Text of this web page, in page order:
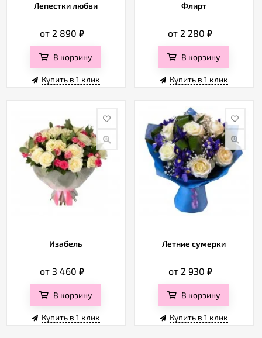
Лепестки любви
от 2 890₽
В корзину
Купить в 1 клик
Флирт
от 2 280₽
В корзину
Купить в 1 клик
Изабель
от 3 460₽
В корзину
Купить в 1 клик
Летние сумерки
от 2 930 ₽
В корзину
Купить в 1 клик